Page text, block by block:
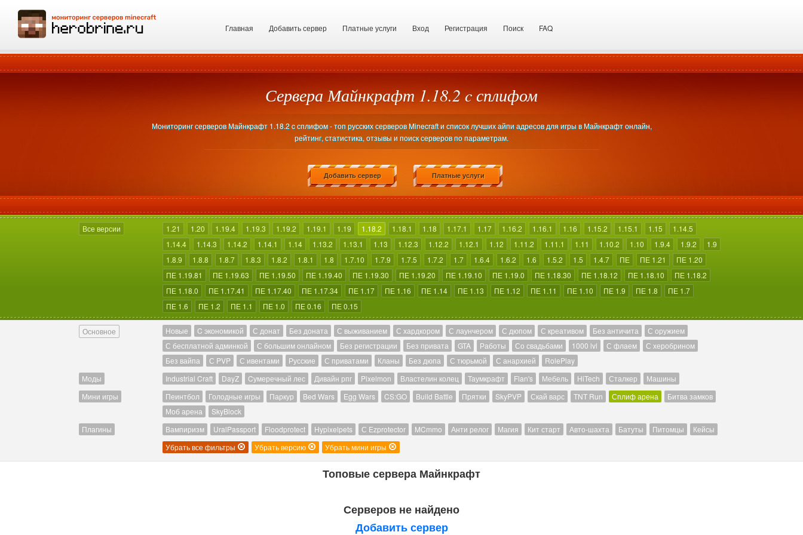
Главная Добавить сервер Платные услуги Вход Регистрация Поиск FAQ
Сервера Майнкрафт 1.18.2 c сплифом
Мониторинг серверов Майнкрафт 1.18.2 c сплифом - топ русских серверов Minecraft и список лучших айпи адресов для игры в Майнкрафт онлайн,
рейтинг, статистика, отзывы и поиск серверов по параметрам.
Добавить сервер Платные услуги
Все версии 1.21 1.20 1.19.4 1.19.3 1.19.2 1.19.1 1.19 1.18.2 1.18.1 1.18 1.17.1 1.17 1.16.2 1.16.1 1.16 1.15.2 1.15.1 1.15
1.14.5
1.14.4
1.14.3 1.14.2 1.14.1 1.14 1.13.2 1.13.1 1.13 1.12.3 1.12.2 1.12.1 1.12 1.11.2 1.11.1 1.11 1.10.2 1.10 1.9.4 1.9.2
1.9
1.8.9
1.8.8 1.8.7 1.8.3 1.8.2 1.8.1 1.8 1.7.10 1.7.9 1.7.5 1.7.2 1.7 1.6.4 1.6.2 1.6 1.5.2 1.5 1.4.7 ПЕ ПЕ 1.21
ПЕ 1.20
ПЕ 1.19.81
ПЕ 1.19.63 ПЕ 1.19.50 ПЕ 1.19.40 ПЕ 1.19.30 ПЕ 1.19.20 ПЕ 1.19.10 ПЕ 1.19.0 ПЕ 1.18.30 ПЕ 1.18.12 ПЕ 1.18.10
ПЕ 1.18.2
ПЕ 1.18.0
ПЕ 1.17.41 ПЕ 1.17.40 ПЕ 1.17.34 ПЕ 1.17 ПЕ 1.16 ПЕ 1.14 ПЕ 1.13 ПЕ 1.12 ПЕ 1.11 ПЕ 1.10 ПЕ 1.9 ПЕ 1.8
ПЕ 1.7
ПЕ 1.6
ПЕ 1.2 ПЕ 1.1 ПЕ 1.0 ПЕ 0.16 ПЕ 0.15
Основное Новые C экономикой С донат Без доната С выживанием С хардкором С лаунчером С дюпом С креативом Без античита
С оружием
С бесплатной админкой
С большим онлайном Без регистрации Без привата GTA Работы Со свадьбами 1000 lvl С флаем
С херобрином
Без вайпа
С PVP С ивентами Русские С приватами Кланы Без дюпа С тюрьмой С анархией
RolePlay
Моды
Industrial Craft DayZ Cумеречный лес Дивайн рпг Pixelmon Властелин колец Таумкрафт Flan's Мебель HiTech Сталкер
Машины
Мини игры
Пеинтбол Голодные игры Паркур Bed Wars Egg Wars CS:GO Build Battle Прятки SkyPVP Скай варс TNT Run Сплиф арена
Битва замков
Моб арена
SkyBlock
Плагины
Вампиризм UralPassport Floodprotect Hypixelpets С Ezprotector MCmmo Анти релог Магия Кит старт Авто-шахта Батуты Питомцы
Кейсы
Убрать все фильтры
Убрать версию Убрать мини игры
Топовые сервера Майнкрафт
Серверов не найдено
Добавить сервер